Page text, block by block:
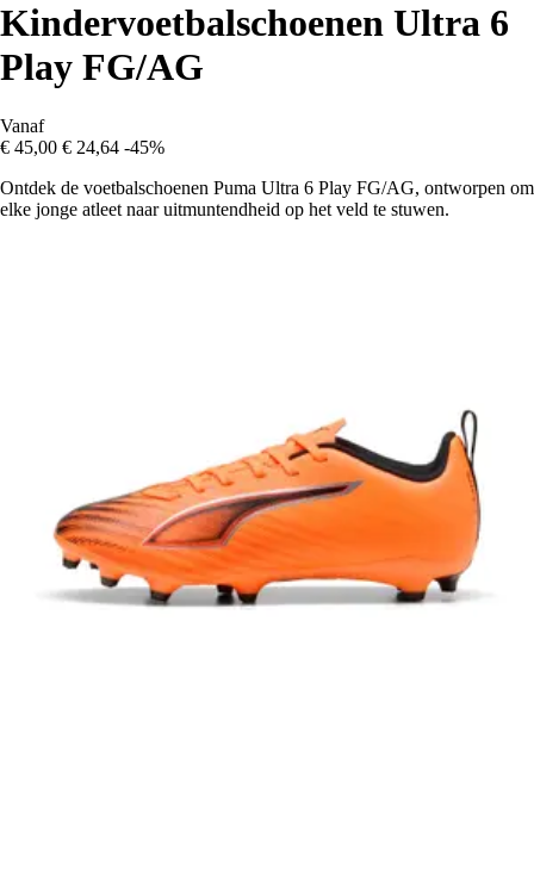
Kindervoetbalschoenen Ultra 6
Play FG/AG
Vanaf
€ 45,00 € 24,64 -45%
Ontdek de voetbalschoenen Puma Ultra 6 Play FG/AG, ontworpen om
elke jonge atleet naar uitmuntendheid op het veld te stuwen.